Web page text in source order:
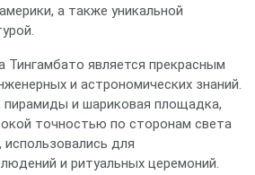
а также уникальной
Тингамбато является прекрасным
и астрономических знаний.
пирамиды и шариковая площадка,
точностью по сторонам света
для
и ритуальных церемоний.